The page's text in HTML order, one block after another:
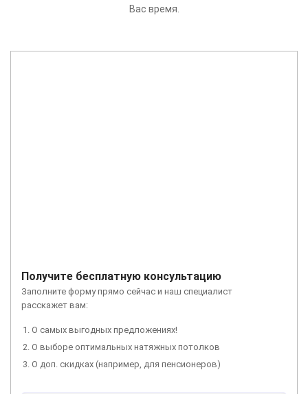
Вас время.
Получите бесплатную консультацию
Заполните форму прямо сейчас и наш специалист
расскажет вам:
О самых выгодных предложениях!
О выборе оптимальных натяжных потолков
О доп. скидках (например, для пенсионеров)